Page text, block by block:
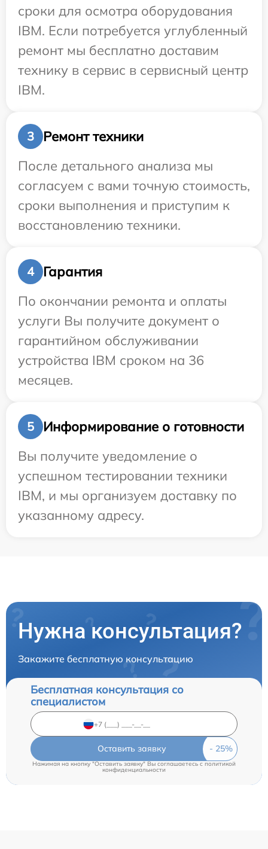
сроки для осмотра оборудования
IBM. Если потребуется углубленный
ремонт мы бесплатно доставим
технику в сервис в сервисный центр
IBM.
3
Ремонт техники
После детального анализа мы
согласуем с вами точную стоимость,
сроки выполнения и приступим к
восстановлению техники.
4
Гарантия
По окончании ремонта и оплаты
услуги Вы получите документ о
гарантийном обслуживании
устройства IBM сроком на 36
месяцев.
5
Информирование о готовности
Вы получите уведомление о
успешном тестировании техники
IBM, и мы организуем доставку по
указанному адресу.
Нужна консультация?
Закажите бесплатную консультацию
Бесплатная консультация со
специалистом
Оставить заявку
Нажимая на кнопку "Оставить заявку" Вы соглашаетесь c политикой
конфиденциальности